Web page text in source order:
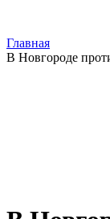
Главная
В Новгороде